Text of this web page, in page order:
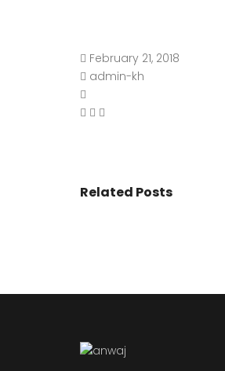
February 21, 2018
admin-kh
Related Posts